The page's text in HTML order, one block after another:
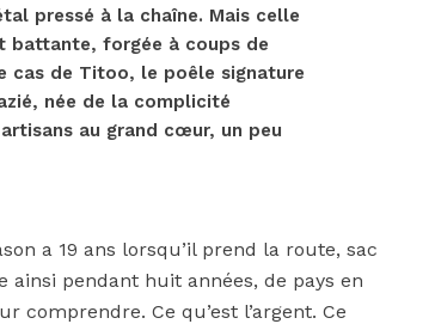
pressé à la chaîne. Mais celle
battante, forgée à coups de
cas de Titoo, le poêle signature
née de la complicité
au grand cœur, un peu
a 19 ans lorsqu’il prend la route, sac
pendant huit années, de pays en
comprendre. Ce qu’est l’argent. Ce